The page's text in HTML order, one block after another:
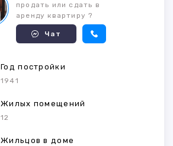
продать или сдать в
аренду квартиру ?
Чат
Год постройки
1941
Жилых помещений
12
Жильцов в доме